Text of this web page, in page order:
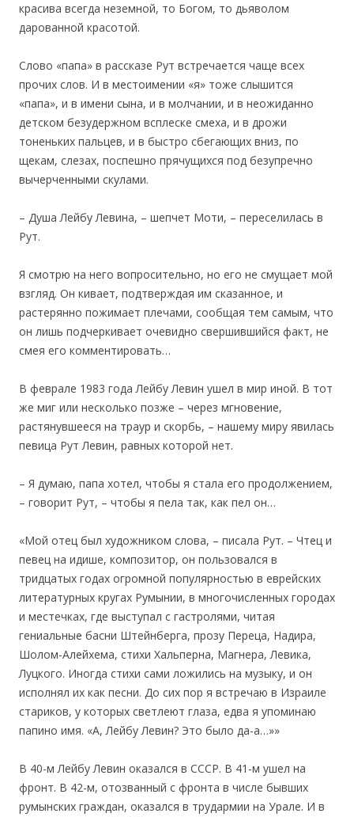
красива всегда неземной, то Богом, то дьяволом
дарованной красотой.
Слово «папа» в рассказе Рут встречается чаще всех
прочих слов. И в местоимении «я» тоже слышится
«папа», и в имени сына, и в молчании, и в неожиданно
детском безудержном всплеске смеха, и в дрожи
тоненьких пальцев, и в быстро сбегающих вниз, по
щекам, слезах, поспешно прячущихся под безупречно
вычерченными скулами.
– Душа Лейбу Левина, – шепчет Моти, – переселилась в
Рут.
Я смотрю на него вопросительно, но его не смущает мой
взгляд. Он кивает, подтверждая им сказанное, и
растерянно пожимает плечами, сообщая тем самым, что
он лишь подчеркивает очевидно свершившийся факт, не
смея его комментировать…
В феврале 1983 года Лейбу Левин ушел в мир иной. В тот
же миг или несколько позже – через мгновение,
растянувшееся на траур и скорбь, – нашему миру явилась
певица Рут Левин, равных которой нет.
– Я думаю, папа хотел, чтобы я стала его продолжением,
– говорит Рут, – чтобы я пела так, как пел он…
«Мой отец был художником слова, – писала Рут. – Чтец и
певец на идише, композитор, он пользовался в
тридцатых годах огромной популярностью в еврейских
литературных кругах Румынии, в многочисленных городах
и местечках, где выступал с гастролями, читая
гениальные басни Штейнберга, прозу Переца, Надира,
Шолом-Алейхема, стихи Хальперна, Магнера, Левика,
Луцкого. Иногда стихи сами ложились на музыку, и он
исполнял их как песни. До сих пор я встречаю в Израиле
стариков, у которых светлеют глаза, едва я упоминаю
папино имя. «А, Лейбу Левин? Это было да-а…»»
В 40-м Лейбу Левин оказался в СССР. В 41-м ушел на
фронт. В 42-м, отозванный с фронта в числе бывших
румынских граждан, оказался в трудармии на Урале. И в